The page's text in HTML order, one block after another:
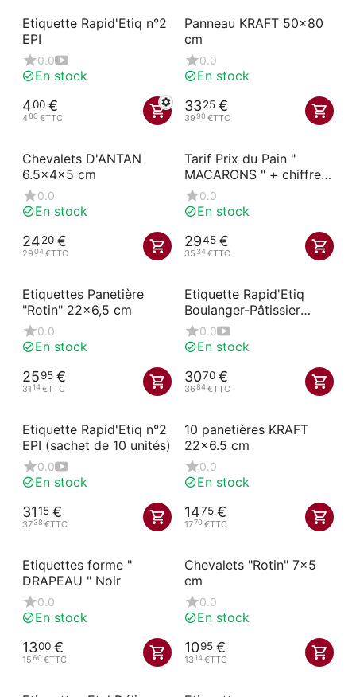
Etiquette Rapid'Etiq n°2
EPI
0.0
En stock
400 €
480€TTC
Panneau KRAFT 50x80
cm
0.0
En stock
3325 €
3990€TTC
Chevalets D'ANTAN
6.5x4x5 cm
0.0
En stock
2420 €
2904€TTC
Tarif Prix du Pain "
MACARONS " + chiffres
adhésifs
0.0
En stock
2945 €
35 34€TTC
Etiquettes Panetière
"Rotin" 22x6,5 cm
0.0
En stock
2595 €
3114€TTC
Etiquette Rapid'Etiq
Boulanger-Pâtissier
(sachet de 10 unités)
0.0
En stock
3070 €
3684€TTC
Etiquette Rapid'Etiq n°2
EPI (sachet de 10 unités)
0.0
En stock
3115 €
3738 €TTC
10 panetières KRAFT
22x6.5 cm
0.0
En stock
1475 €
1770€TTC
Etiquettes forme "
DRAPEAU " Noir
0.0
En stock
1300 €
1560€TTC
Chevalets "Rotin" 7x5
cm
0.0
En stock
1095 €
1314€TTC